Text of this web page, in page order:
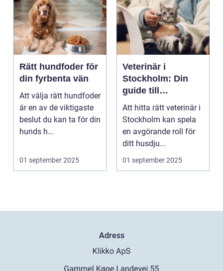
Rätt hundfoder för
din fyrbenta vän
Att välja rätt hundfoder
är en av de viktigaste
beslut du kan ta för din
hunds h...
01 september 2025
Veterinär i
Stockholm: Din
guide till
djursjukvård i
huvudstaden
Att hitta rätt veterinär i
Stockholm kan spela
en avgörande roll för
ditt husdju...
01 september 2025
Adress